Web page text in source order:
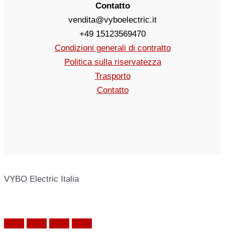
Contatto
vendita@vyboelectric.it
+49 15123569470
Condizioni generali di contratto
Politica sulla riservatezza
Trasporto
Contatto
VYBO Electric Italia